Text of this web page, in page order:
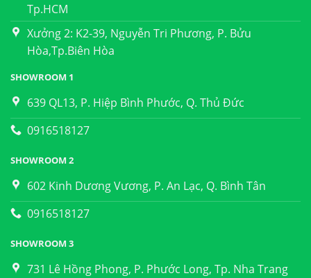
Tp.HCM
Xưởng 2: K2-39, Nguyễn Tri Phương, P. Bửu
Hòa,Tp.Biên Hòa
SHOWROOM 1
639 QL13, P. Hiệp Bình Phước, Q. Thủ Đức
0916518127
SHOWROOM 2
602 Kinh Dương Vương, P. An Lạc, Q. Bình Tân
0916518127
SHOWROOM 3
731 Lê Hồng Phong, P. Phước Long, Tp. Nha Trang